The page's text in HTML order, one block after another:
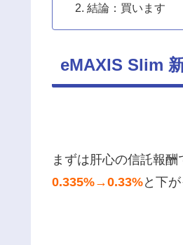
結論：買います
eMAXIS Slim
まずは肝心の信託報
0.335%→0.33%と下